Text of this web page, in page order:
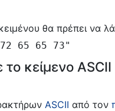
θα πρέπει να
65 65 73"
κείμενο
ASCII από τον